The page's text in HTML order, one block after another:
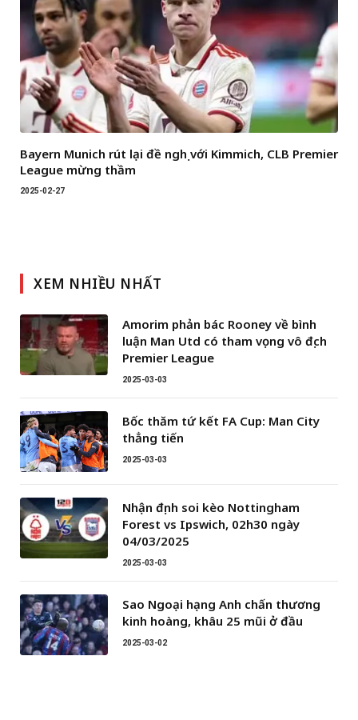
Bayern Munich rút lại đề nghị với Kimmich, CLB Premier
League mừng thầm
2025-02-27
XEM NHIỀU NHẤT
Amorim phản bác Rooney về bình
luận Man Utd có tham vọng vô địch
Premier League
2025-03-03
Bốc thăm tứ kết FA Cup: Man City
thẳng tiến
2025-03-03
Nhận định soi kèo Nottingham
Forest vs Ipswich, 02h30 ngày
04/03/2025
2025-03-03
Sao Ngoại hạng Anh chấn thương
kinh hoàng, khâu 25 mũi ở đầu
2025-03-02